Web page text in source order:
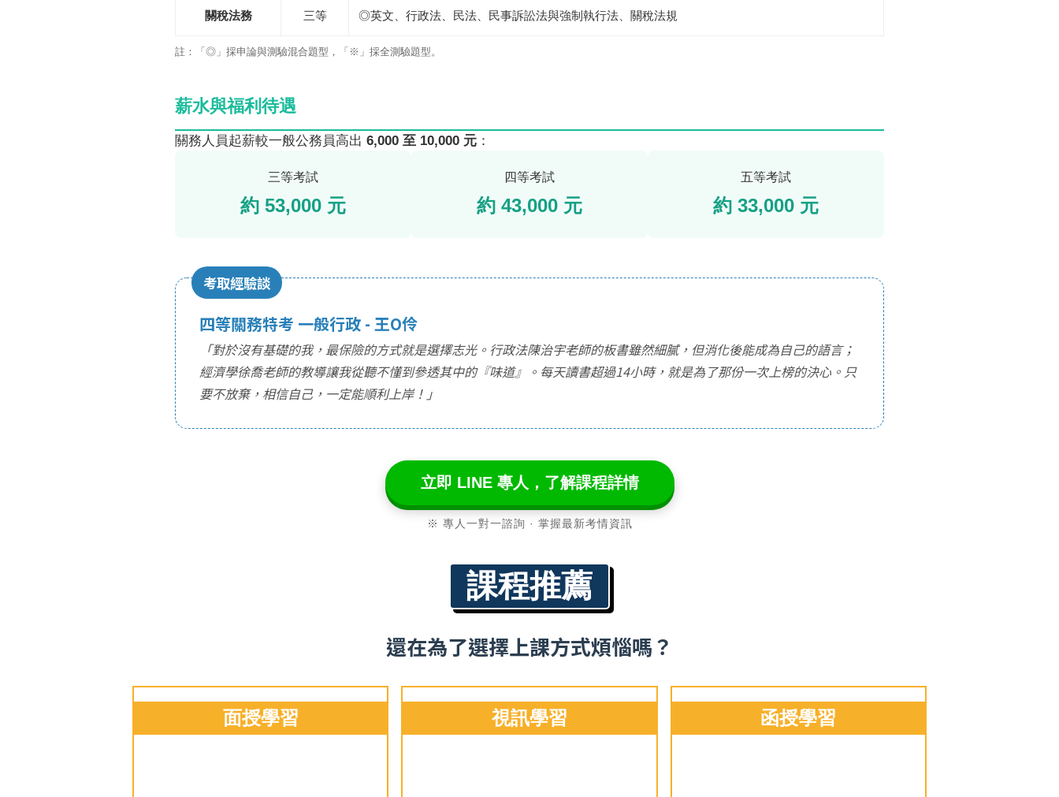
關稅法務 三等 ◎英文、行政法、民法、民事訴訟法與強制執行法、關稅法規
註：「◎」採申論與測驗混合題型，「※」採全測驗題型。
薪水與福利待遇
關務人員起薪較一般公務員高出 6,000 至 10,000 元 ：
三等考試
約 53,000 元
四等考試
約 43,000 元
五等考試
約 33,000 元
考取經驗談
四等關務特考 一般行政 - 王O伶
「對於沒有基礎的我，最保險的方式就是選擇志光。行政法陳治宇老師的板書雖然細膩，但消化後能成為自己的語言；
經濟學徐喬老師的教導讓我從聽不懂到參透其中的『味道』。每天讀書超過14小時，就是為了那份一次上榜的決心。只
要不放棄，相信自己，一定能順利上岸！」
立即 LINE 專人，了解課程詳情
※ 專人一對一諮詢 · 掌握最新考情資訊
課程推薦
還在為了選擇上課方式煩惱嗎？
面授學習 視訊學習 函授學習